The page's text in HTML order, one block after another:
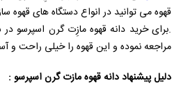
قهوه می توانید در انواع دستگاه های قهوه
.برای خرید دانه قهوه مازِت گرن اسپرسو
مراجعه نموده و این قهوه را خیلی راحت و
دلیل پیشنهاد دانه قهوه مازت گرن اسپرسو :